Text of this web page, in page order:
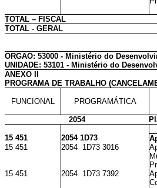
TOTAL – FISCAL
TOTAL - GERAL
ÓRGÃO: 53000 - Ministério do
UNIDADE: 53101 - Ministério do
ANEXO II
PROGRAMA DE TRABALHO
FUNCIONAL PROGRAMÁTICA
2054
15 451
2054 1D73
15 451
2054 1D73 3016
15 451
2054 1D73 7392